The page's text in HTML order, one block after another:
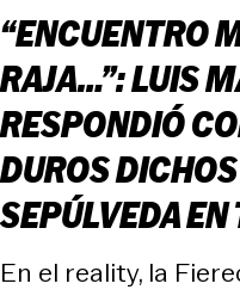
“ENCUENTRO
RAJA…”: LUIS
RESPONDIÓ
DUROS
SEPÚLVEDA
En el reality, la